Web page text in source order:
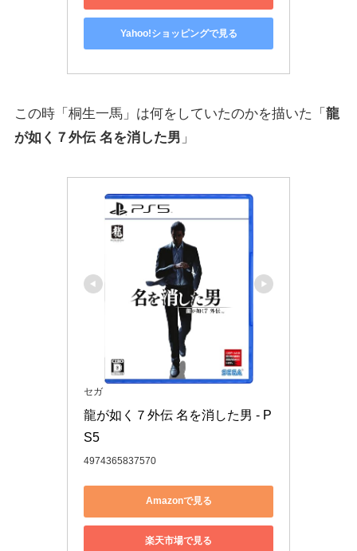
Yahoo!ショッピングで見る
この時「桐生一馬」は何をしていたのかを描いた「 龍
が如く７外伝 名を消した男 」
セガ
龍が如く７外伝 名を消した男 - P
S5
4974365837570
Amazonで見る
楽天市場で見る